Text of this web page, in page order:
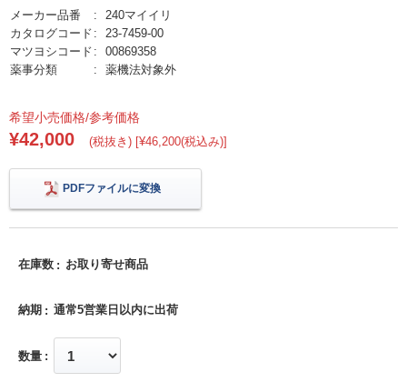
メーカー品番
240マイイリ
カタログコード
23-7459-00
マツヨシコード
00869358
薬事分類
薬機法対象外
希望小売価格/参考価格
¥42,000 (税抜き) [¥46,200(税込み)]
PDFファイルに変換
在庫数 お取り寄せ商品
納期 通常5営業日以内に出荷
数量